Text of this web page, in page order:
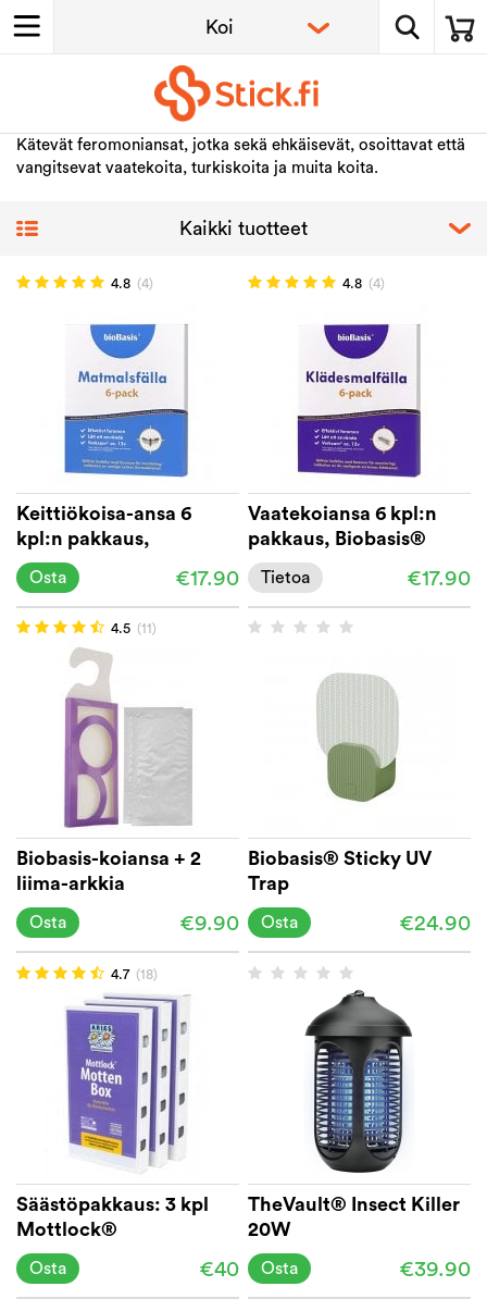
Kätevät feromoniansat, jotka sekä ehkäisevät, osoittavat että
vangitsevat vaatekoita, turkiskoita ja muita koita.
4.8 (4)
Keittiökoisa-ansa 6
kpl:n pakkaus,
Biobasis®
€17.90
Osta
4.8 (4)
Vaatekoiansa 6 kpl:n
pakkaus, Biobasis®
€17.90
Tietoa
4.5 (11)
Biobasis-koiansa + 2
liima-arkkia
€9.90
Osta
Biobasis® Sticky UV
Trap
€24.90
Osta
4.7 (18)
Säästöpakkaus: 3 kpl
Mottlock®
Koiperhoslaatikko
€40
Osta
TheVault® Insect Killer
20W
€39.90
Osta